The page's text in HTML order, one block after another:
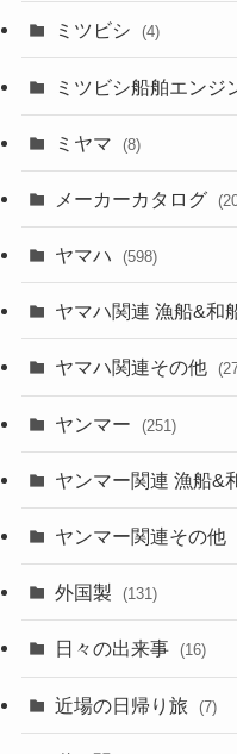
ミツビシ (4)
ミツビシ船舶エンジ
ミヤマ (8)
メーカーカタログ
ヤマハ (598)
ヤマハ関連 漁船&和
ヤマハ関連その他
ヤンマー (251)
ヤンマー関連 漁船&
ヤンマー関連その他
外国製 (131)
日々の出来事 (16)
近場の日帰り旅 (7)